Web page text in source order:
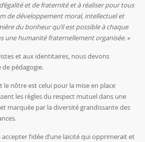
et de fraternité et à réaliser pour tous
de développement moral, intellectuel et
du bonheur qu’il est possible à chaque
une humanité fraternellement organisée.»
et aux identitaires, nous devons
de pédagogie.
le nôtre est celui pour la mise en place
les règles du respect mutuel dans une
marquée par la diversité grandissante des
l’idée d’une laïcité qui opprimerait et